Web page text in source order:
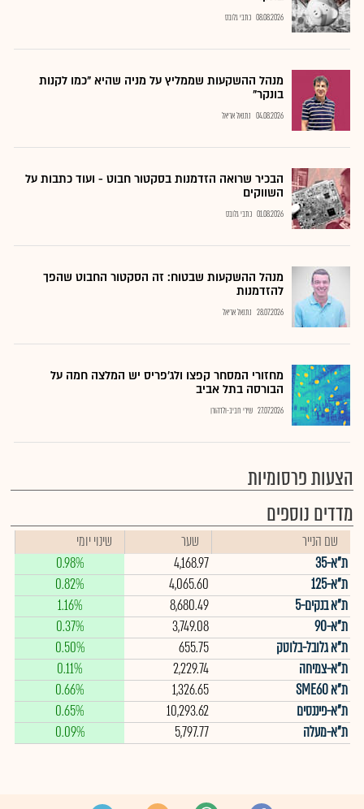
08.08.2026 כתבי גלובס
מנהל ההשקעות שממליץ על מניה שהיא "כמו לקנות
בונקר"
04.08.2026 נתנאל אריאל
הבכיר שרואה הזדמנות בסקטור חבוט - ועוד כתבות על
השווקים
01.08.2026 כתבי גלובס
מנהל ההשקעות שבטוח: זה הסקטור החבוט שהפך
להזדמנות
28.07.2026 נתנאל אריאל
מחזורי המסחר קפצו ולג'פריס יש המלצה חמה על
הבורסה בתל אביב
27.07.2026 שירי חביב-ולדהורן
הצעות פרסומיות
מדדים נוספים
שם הנייר שער
שינוי יומי
ת"א-35
4,168.97
0.98%
ת"א-125
4,065.60
0.82%
ת"א בנקים-5
8,680.49
1.16%
ת"א-90
3,749.08
0.37%
ת"א גלובל-בלוטק
655.75
0.50%
ת"א-צמיחה
2,229.74
0.11%
ת"א SME60
1,326.65
0.66%
ת"א-פיננסים
10,293.62
0.65%
ת"א-מעלה
5,797.77
0.09%